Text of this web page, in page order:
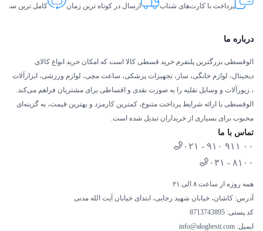
پرداخت با کارت‌های شتاب ارسال در کوتاه ترین زمان کامل ترین سبد
تماس با ما
۰۲۱ - ۹۱۰ ۹۱۱ ۰۰
۰۳۱ - ۸۱۰۰
همه روزه از ساعت ۸ الی ۲۱
آدرس: کاشان، خیابان شهید رجایی، ابتدای خیابان آیت الله مدنی
کد پستی: 8713743895
ایمیل: info@aloghesti.com
درباره ما
الوقسطی بزرگترین پلتفرم خرید قسطی کالا است که امکان خرید انواع کالای
دیجیتال، لوازم خانگی، ساز، تجهیزات پزشکی، ساعت مچی، لوازم ورزشی، ابزارآلات
، زیورآلات و وسایل نقلیه را به صورت نقدی و اقساطی برای مشتریان فراهم می‌کند.
الوقسطی با ارائه شرایط پرداخت متنوع، کمترین کارمزد و بهترین قیمت، به گزینه‌ای
محبوب برای بسیاری از خریداران تبدیل شده است.